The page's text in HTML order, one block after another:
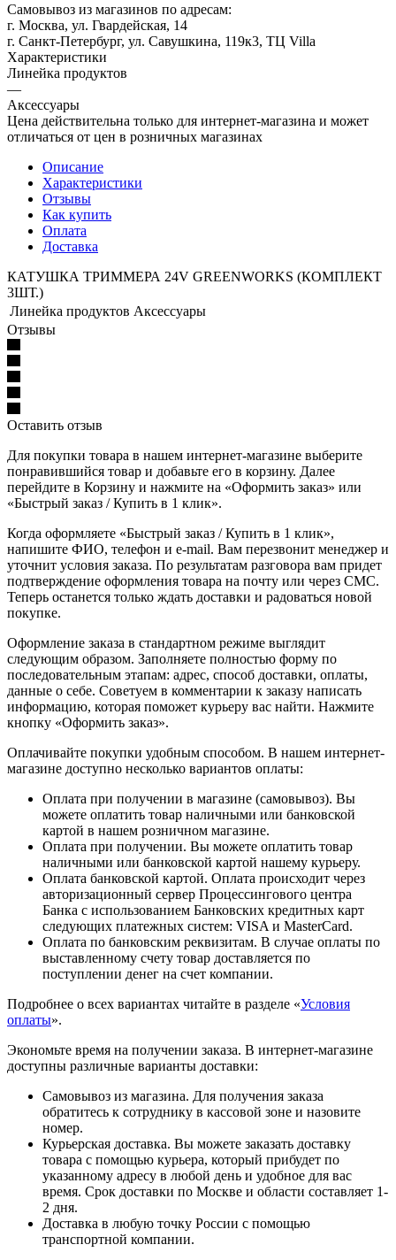
Самовывоз из магазинов по адресам:
г. Москва, ул. Гвардейская, 14
г. Санкт-Петербург, ул. Савушкина, 119к3, ТЦ Villa
Характеристики
Линейка продуктов
—
Аксессуары
Цена действительна только для интернет-магазина и может
отличаться от цен в розничных магазинах
Описание
Характеристики
Отзывы
Как купить
Оплата
Доставка
КАТУШКА ТРИММЕРА 24V GREENWORKS (КОМПЛЕКТ
3ШТ.)
Линейка продуктов Аксессуары
Отзывы
Оставить отзыв
Для покупки товара в нашем интернет-магазине выберите
понравившийся товар и добавьте его в корзину. Далее
перейдите в Корзину и нажмите на «Оформить заказ» или
«Быстрый заказ / Купить в 1 клик».
Когда оформляете «Быстрый заказ / Купить в 1 клик»,
напишите ФИО, телефон и e-mail. Вам перезвонит менеджер и
уточнит условия заказа. По результатам разговора вам придет
подтверждение оформления товара на почту или через СМС.
Теперь останется только ждать доставки и радоваться новой
покупке.
Оформление заказа в стандартном режиме выглядит
следующим образом. Заполняете полностью форму по
последовательным этапам: адрес, способ доставки, оплаты,
данные о себе. Советуем в комментарии к заказу написать
информацию, которая поможет курьеру вас найти. Нажмите
кнопку «Оформить заказ».
Оплачивайте покупки удобным способом. В нашем интернет-
магазине доступно несколько вариантов оплаты:
Оплата при получении в магазине (самовывоз). Вы
можете оплатить товар наличными или банковской
картой в нашем розничном магазине.
Оплата при получении. Вы можете оплатить товар
наличными или банковской картой нашему курьеру.
Оплата банковской картой. Оплата происходит через
авторизационный сервер Процессингового центра
Банка с использованием Банковских кредитных карт
следующих платежных систем: VISA и MasterCard.
Оплата по банковским реквизитам. В случае оплаты по
выставленному счету товар доставляется по
поступлении денег на счет компании.
Подробнее о всех вариантах читайте в разделе «Условия
оплаты».
Экономьте время на получении заказа. В интернет-магазине
доступны различные варианты доставки:
Самовывоз из магазина. Для получения заказа
обратитесь к сотруднику в кассовой зоне и назовите
номер.
Курьерская доставка. Вы можете заказать доставку
товара с помощью курьера, который прибудет по
указанному адресу в любой день и удобное для вас
время. Срок доставки по Москве и области составляет 1-
2 дня.
Доставка в любую точку России с помощью
транспортной компании.